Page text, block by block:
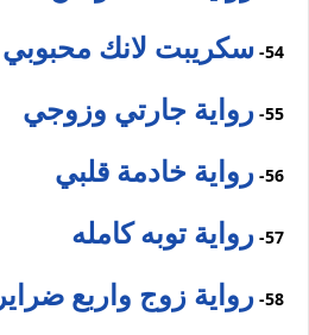
54- سكريبت لانك محبوبي
55- رواية جارتي وزوجي
56- رواية خادمة قلبي
57- رواية توبه كامله
58- رواية زوج واربع ضراير